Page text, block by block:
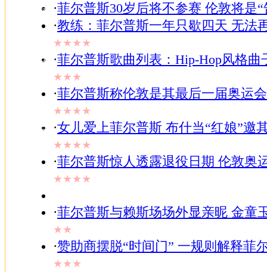
视频
ChinaRen
邮件
搜狗
·菲尔普斯30岁后将不参赛 伦敦将是“
·教练：菲尔普斯一年只歇四天 无法
★★★★
·菲尔普斯歌曲列表：Hip-Hop风格曲
★★★
·菲尔普斯称伦敦是其最后一届奥运
★★★★
·女儿爱上菲尔普斯 布什当“红娘”邀
★★★★
·菲尔普斯惊人透露退役日期 伦敦奥
★★★★
·菲尔普斯与赖斯场场外显亲昵 金童
★★
·赞助商摆脱“时间门” 一规则解释菲
★★★